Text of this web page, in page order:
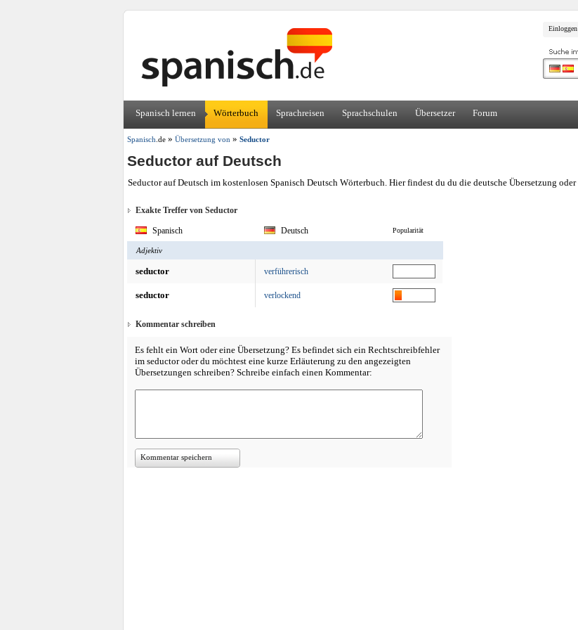
Einloggen
Spanisch lernen Wörterbuch Sprachreisen Sprachschulen Übersetzer Forum
Spanisch .de » Übersetzung von » Seductor
Seductor auf Deutsch
Seductor auf Deutsch im kostenlosen Spanisch Deutsch Wörterbuch. Hier findest du du die deutsche Übersetzung
Exakte Treffer von Seductor
Spanisch Deutsch Popularität
Adjektiv
seductor verführerisch
seductor verlockend
Kommentar schreiben
Es fehlt ein Wort oder eine Übersetzung? Es befindet sich ein Rechtschreibfehler
im seductor oder du möchtest eine kurze Erläuterung zu den angezeigten
Übersetzungen schreiben? Schreibe einfach einen Kommentar:
Kommentar speichern